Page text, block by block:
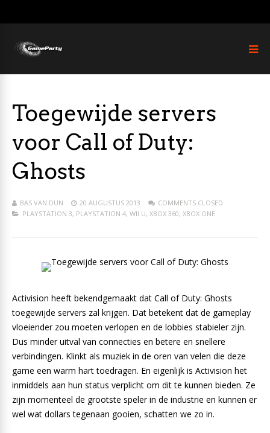
Toegewijde servers
voor Call of Duty:
Ghosts
BAS VAN DUN 20 AUGUSTUS 2013
COMMENTS CLOSED
PLAYSTATION 3, PLAYSTATION 4, WII U, XBOX 360, XBOX ONE
Activision heeft bekendgemaakt dat Call of Duty: Ghosts
toegewijde servers zal krijgen. Dat betekent dat de gameplay
vloeiender zou moeten verlopen en de lobbies stabieler zijn.
Dus minder uitval van connecties en betere en snellere
verbindingen. Klinkt als muziek in de oren van velen die deze
game een warm hart toedragen. En eigenlijk is Activision het
inmiddels aan hun status verplicht om dit te kunnen bieden. Ze
zijn momenteel de grootste speler in de industrie en kunnen er
wel wat dollars tegenaan gooien, schatten we zo in.